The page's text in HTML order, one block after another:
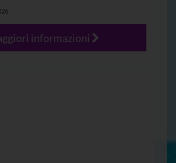
informazioni